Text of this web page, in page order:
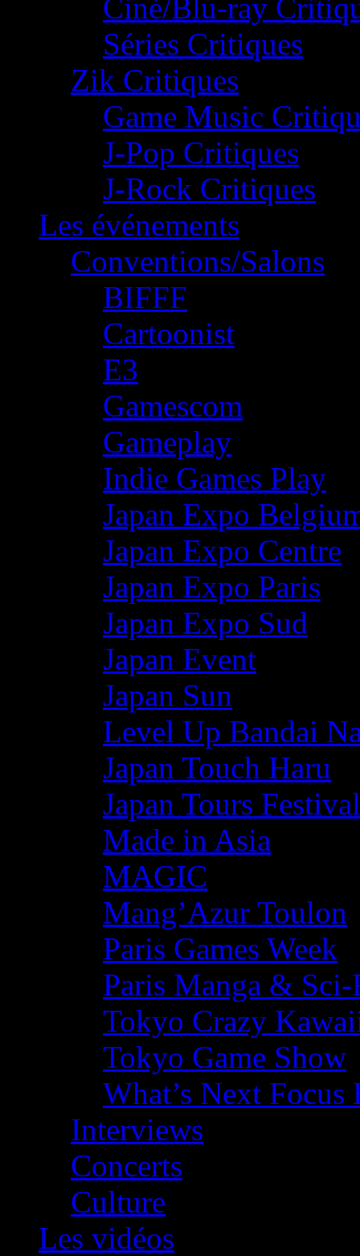
Ciné/Blu-ray
Séries Critiques
Zik Critiques
Game Music
J-Pop Critiques
J-Rock Critiques
Les événements
Conventions/Salons
BIFFF
Cartoonist
E3
Gamescom
Gameplay
Indie Games Play
Japan Expo
Japan Expo Centre
Japan Expo Paris
Japan Expo Sud
Japan Event
Japan Sun
Level Up Bandai
Japan Touch Haru
Japan Tours Festival
Made in Asia
MAGIC
Mang’Azur Toulon
Paris Games Week
Paris Manga &
Tokyo Crazy
Tokyo Game Show
What’s Next
Interviews
Concerts
Culture
Les vidéos